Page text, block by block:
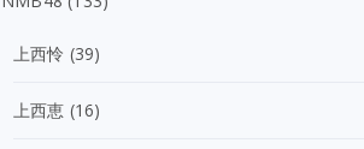
上西怜 (39)
上西恵 (16)